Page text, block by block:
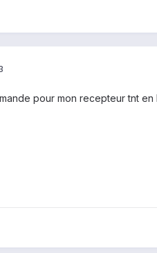
pour mon recepteur tnt